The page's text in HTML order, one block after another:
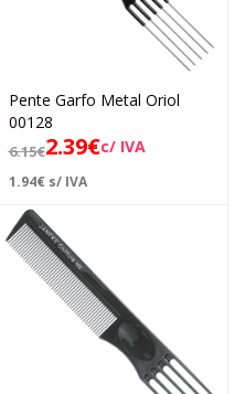
Pente Garfo Metal Oriol
00128
6.15€2.39€c/ IVA
1.94€ s/ IVA